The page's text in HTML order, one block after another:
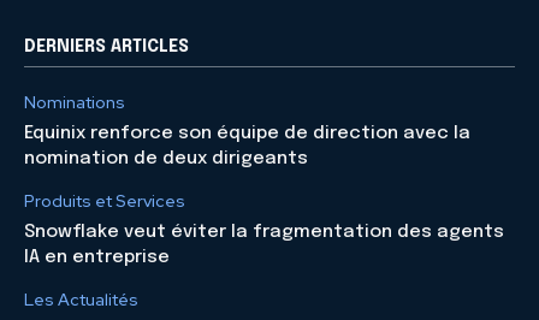
DERNIERS ARTICLES
Nominations
Equinix renforce son équipe de direction avec la
nomination de deux dirigeants
Produits et Services
Snowflake veut éviter la fragmentation des agents
IA en entreprise
Les Actualités